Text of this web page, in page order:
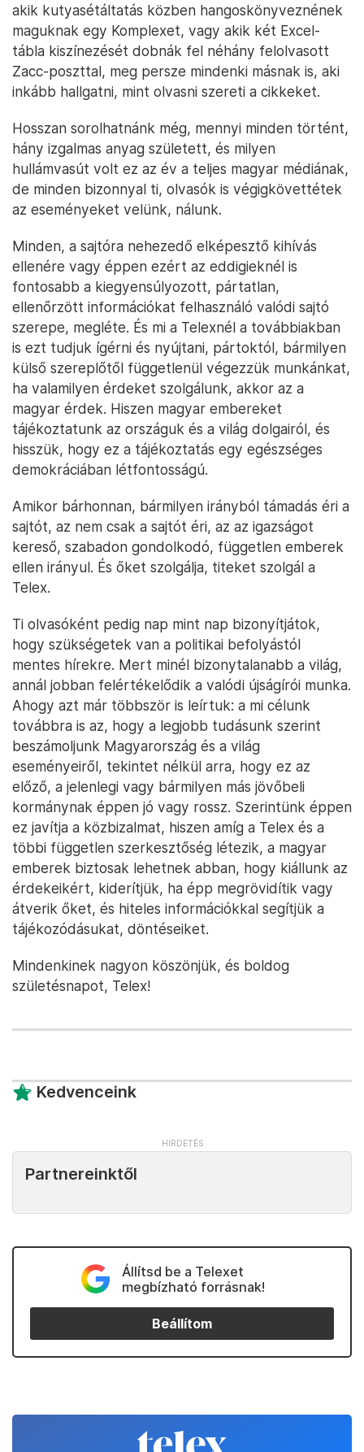
akik kutyasétáltatás közben hangoskönyveznének
maguknak egy Komplexet, vagy akik két Excel-
tábla kiszínezését dobnák fel néhány felolvasott
Zacc-poszttal, meg persze mindenki másnak is, aki
inkább hallgatni, mint olvasni szereti a cikkeket.
Hosszan sorolhatnánk még, mennyi minden történt,
hány izgalmas anyag született, és milyen
hullámvasút volt ez az év a teljes magyar médiának,
de minden bizonnyal ti, olvasók is végigkövettétek
az eseményeket velünk, nálunk.
Minden, a sajtóra nehezedő elképesztő kihívás
ellenére vagy éppen ezért az eddigieknél is
fontosabb a kiegyensúlyozott, pártatlan,
ellenőrzött információkat felhasználó valódi sajtó
szerepe, megléte. És mi a Telexnél a továbbiakban
is ezt tudjuk ígérni és nyújtani, pártoktól, bármilyen
külső szereplőtől függetlenül végezzük munkánkat,
ha valamilyen érdeket szolgálunk, akkor az a
magyar érdek. Hiszen magyar embereket
tájékoztatunk az országuk és a világ dolgairól, és
hisszük, hogy ez a tájékoztatás egy egészséges
demokráciában létfontosságú.
Amikor bárhonnan, bármilyen irányból támadás éri a
sajtót, az nem csak a sajtót éri, az az igazságot
kereső, szabadon gondolkodó, független emberek
ellen irányul. És őket szolgálja, titeket szolgál a
Telex.
Ti olvasóként pedig nap mint nap bizonyítjátok,
hogy szükségetek van a politikai befolyástól
mentes hírekre. Mert minél bizonytalanabb a világ,
annál jobban felértékelődik a valódi újságírói munka.
Ahogy azt már többször is leírtuk: a mi célunk
továbbra is az, hogy a legjobb tudásunk szerint
beszámoljunk Magyarország és a világ
eseményeiről, tekintet nélkül arra, hogy ez az
előző, a jelenlegi vagy bármilyen más jövőbeli
kormánynak éppen jó vagy rossz. Szerintünk éppen
ez javítja a közbizalmat, hiszen amíg a Telex és a
többi független szerkesztőség létezik, a magyar
emberek biztosak lehetnek abban, hogy kiállunk az
érdekeikért, kiderítjük, ha épp megrövidítik vagy
átverik őket, és hiteles információkkal segítjük a
tájékozódásukat, döntéseiket.
Mindenkinek nagyon köszönjük, és boldog
születésnapot, Telex!
Kedvenceink
Partnereinktől
Állítsd be a Telexet
megbízható forrásnak!
Beállítom